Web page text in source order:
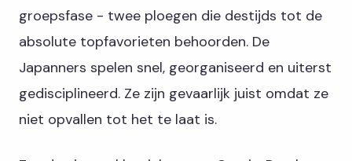
groepsfase - twee ploegen die destijds tot de
absolute topfavorieten behoorden. De
Japanners spelen snel, georganiseerd en uiterst
gedisciplineerd. Ze zijn gevaarlijk juist omdat ze
niet opvallen tot het te laat is.